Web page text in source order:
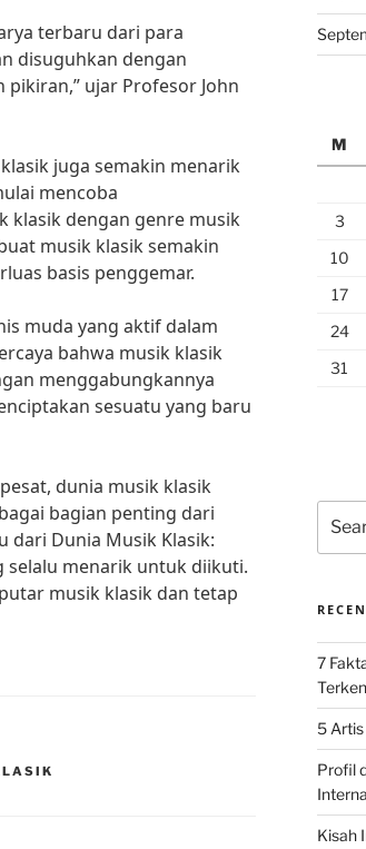
terbaru dari para
disuguhkan dengan
ujar Profesor John
juga semakin menarik
mencoba
klasik dengan genre musik
musik klasik semakin
basis penggemar.
muda yang aktif dalam
bahwa musik klasik
menggabungkannya
sesuatu yang baru
dunia musik klasik
bagian penting dari
dari Dunia Musik Klasik:
selalu menarik untuk diikuti.
musik klasik dan tetap
M
3
10
17
24
31
for:
7
5 Artis
Profil
Kisah